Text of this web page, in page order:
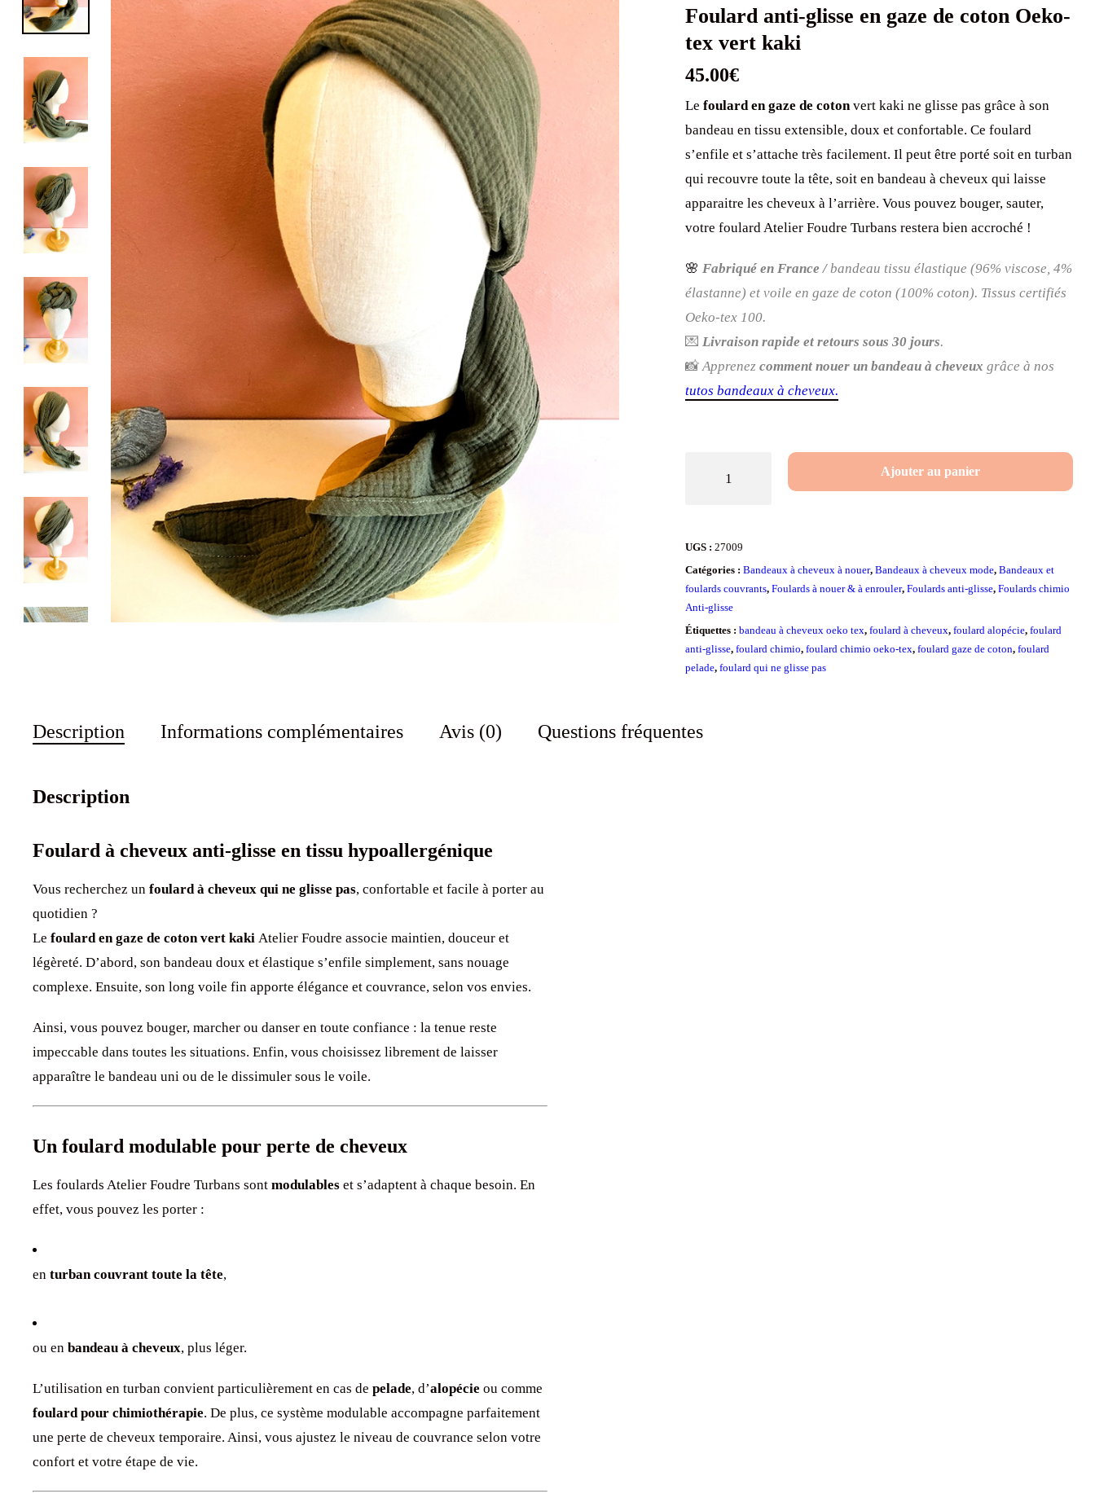
Foulard anti-glisse en gaze de coton Oeko-
tex vert kaki
45.00€
Lefoulard en gaze de cotonvert kaki ne glisse pas grâce à son
bandeau en tissu extensible, doux et confortable. Ce foulard
s’enfile et s’attache très facilement. Il peut être porté soit en turban
qui recouvre toute la tête, soit en bandeau à cheveux qui laisse
apparaitre les cheveux à l’arrière. Vous pouvez bouger, sauter,
votre foulard Atelier Foudre Turbans restera bien accroché !
🌸Fabriqué en France /bandeau tissu élastique (96% viscose, 4%
élastanne) et voile en gaze de coton (100% coton). Tissus certifiés
Oeko-tex 100.
💌Livraison rapide et retours sous 30 jours.
📸Apprenezcomment nouer un bandeau à cheveux grâce à nos
tutos bandeaux à cheveux.
en
gaze
de
coton
vert
Ajouter au panier
UGS :27009
Catégories :Bandeaux à cheveux à nouer,Bandeaux à cheveux mode,Bandeaux et
foulards couvrants,Foulards à nouer & à enrouler,Foulards anti-glisse,Foulards chimio
Anti-glisse
Étiquettes :bandeau à cheveux oeko tex,foulard à cheveux,foulard alopécie,foulard
anti-glisse,foulard chimio,foulard chimio oeko-tex,foulard gaze de coton,foulard
pelade,foulard qui ne glisse pas
Description Informations complémentaires Avis (0) Questions fréquentes
Description
Foulard à cheveux anti-glisse en tissu hypoallergénique
Vous recherchez un foulard à cheveux qui ne glisse pas, confortable et facile à porter au
quotidien ?
Le foulard en gaze de coton vert kaki Atelier Foudre associe maintien, douceur et
légèreté. D’abord, son bandeau doux et élastique s’enfile simplement, sans nouage
complexe. Ensuite, son long voile fin apporte élégance et couvrance, selon vos envies.
Ainsi, vous pouvez bouger, marcher ou danser en toute confiance : la tenue reste
impeccable dans toutes les situations. Enfin, vous choisissez librement de laisser
apparaître le bandeau uni ou de le dissimuler sous le voile.
Un foulard modulable pour perte de cheveux
Les foulards Atelier Foudre Turbans sont modulables et s’adaptent à chaque besoin. En
effet, vous pouvez les porter :
en turban couvrant toute la tête,
ou en bandeau à cheveux, plus léger.
L’utilisation en turban convient particulièrement en cas de pelade, d’alopécie ou comme
foulard pour chimiothérapie. De plus, ce système modulable accompagne parfaitement
une perte de cheveux temporaire. Ainsi, vous ajustez le niveau de couvrance selon votre
confort et votre étape de vie.